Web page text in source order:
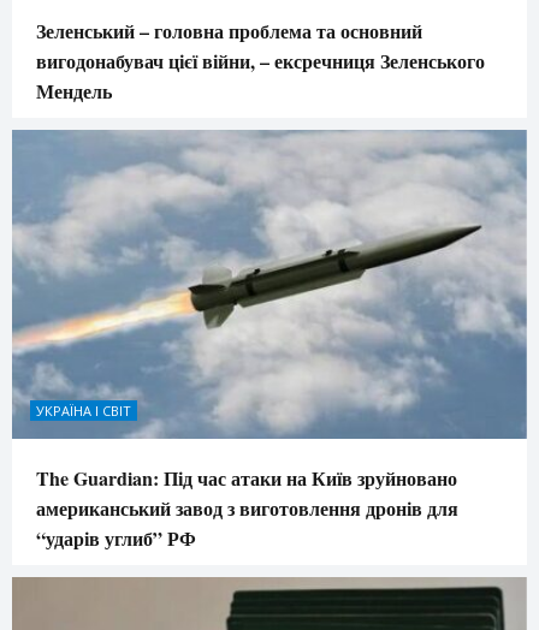
Зеленський – головна проблема та основний
вигодонабувач цієї війни, – ексречниця Зеленського
Мендель
УКРАЇНА І СВІТ
The Guardian: Під час атаки на Київ зруйновано
американський завод з виготовлення дронів для
“ударів углиб” РФ